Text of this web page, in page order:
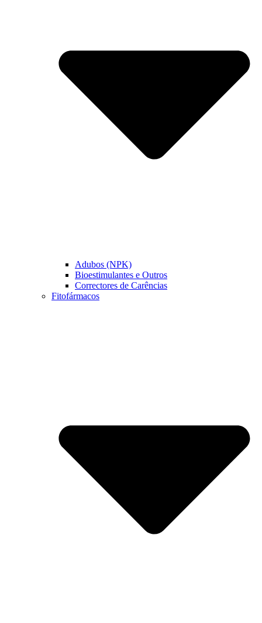
Adubos (NPK)
Bioestimulantes e Outros
Correctores de Carências
Fitofármacos